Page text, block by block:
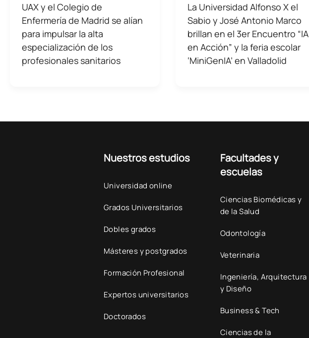
UAX y el Colegio de
Enfermería de Madrid se alían
para impulsar la alta
especialización de los
profesionales sanitarios
La Universidad Alfonso X el
Sabio y José Antonio Marco
brillan en el 3er Encuentro “IA
en Acción” y la feria escolar
‘MiniGenIA’ en Valladolid
Nuestros estudios
Universidad online
Grados Universitarios
Dobles grados
Másteres y postgrados
Formación Profesional
Expertos universitarios
Doctorados
Facultades y
escuelas
Ciencias Biomédicas y
de la Salud
Odontología
Veterinaria
Ingeniería, Arquitectura
y Diseño
Business & Tech
Ciencias de la